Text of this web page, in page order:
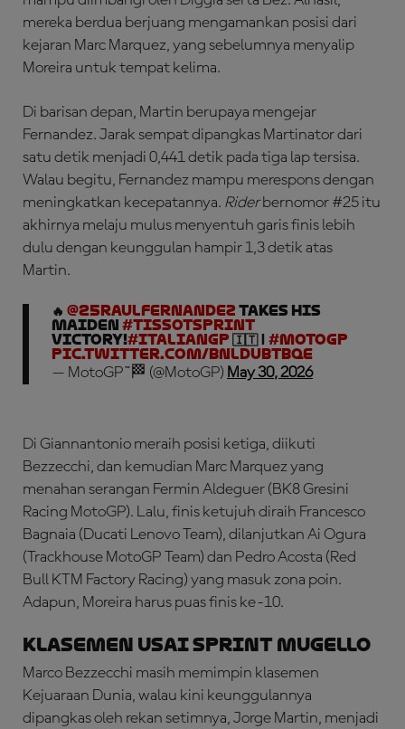
mereka berdua berjuang mengamankan posisi dari
kejaran Marc Marquez, yang sebelumnya menyalip
Moreira untuk tempat kelima.
Di barisan depan, Martin berupaya mengejar
Fernandez. Jarak sempat dipangkas Martinator dari
satu detik menjadi 0,441 detik pada tiga lap tersisa.
Walau begitu, Fernandez mampu merespons dengan
meningkatkan kecepatannya. Riderbernomor #25 itu
akhirnya melaju mulus menyentuh garis finis lebih
dulu dengan keunggulan hampir 1,3 detik atas
Martin.
🔥 @25RaulFernandez takes his
maiden #TissotSprint
victory!#ItalianGP 🇮🇹 | #MotoGP
pic.twitter.com/bNLDUbtBqe
— MotoGP™🏁 (@MotoGP) May 30, 2026
Di Giannantonio meraih posisi ketiga, diikuti
Bezzecchi, dan kemudian Marc Marquez yang
menahan serangan Fermin Aldeguer (BK8 Gresini
Racing MotoGP). Lalu, finis ketujuh diraih Francesco
Bagnaia (Ducati Lenovo Team), dilanjutkan Ai Ogura
(Trackhouse MotoGP Team) dan Pedro Acosta (Red
Bull KTM Factory Racing) yang masuk zona poin.
Adapun, Moreira harus puas finis ke-10.
Klasemen Usai Sprint Mugello
Marco Bezzecchi masih memimpin klasemen
Kejuaraan Dunia, walau kini keunggulannya
dipangkas oleh rekan setimnya, Jorge Martin, menjadi